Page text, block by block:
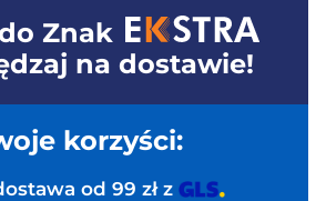
Znak
na dostawie!
korzyści:
od 99 zł z